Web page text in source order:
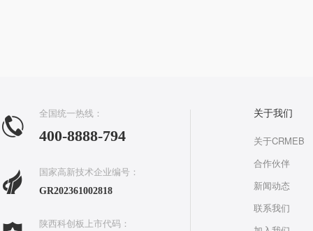
全国统一热线：
400-8888-794
国家高新技术企业编号：
GR202361002818
陕西科创板上市代码：
关于我们
关于CRMEB
合作伙伴
新闻动态
联系我们